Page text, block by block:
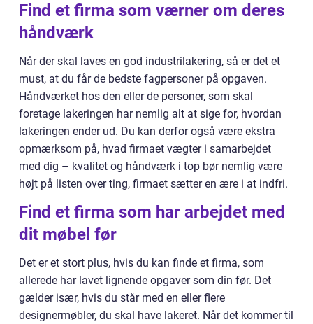
Find et firma som værner om deres
håndværk
Når der skal laves en god industrilakering, så er det et
must, at du får de bedste fagpersoner på opgaven.
Håndværket hos den eller de personer, som skal
foretage lakeringen har nemlig alt at sige for, hvordan
lakeringen ender ud. Du kan derfor også være ekstra
opmærksom på, hvad firmaet vægter i samarbejdet
med dig – kvalitet og håndværk i top bør nemlig være
højt på listen over ting, firmaet sætter en ære i at indfri.
Find et firma som har arbejdet med
dit møbel før
Det er et stort plus, hvis du kan finde et firma, som
allerede har lavet lignende opgaver som din før. Det
gælder især, hvis du står med en eller flere
designermøbler, du skal have lakeret. Når det kommer til